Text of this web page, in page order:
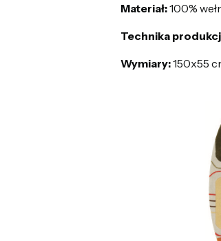
Materiał:100%
Technika
Wymiary:150x55